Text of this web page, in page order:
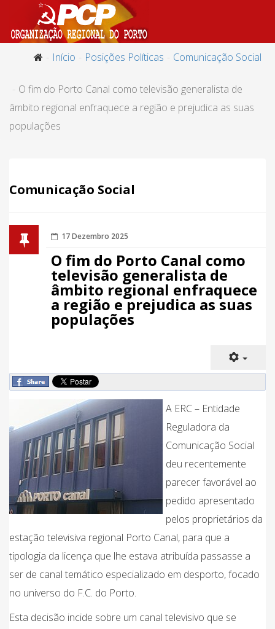
Início Posições Políticas Comunicação Social
O fim do Porto Canal como televisão generalista de
âmbito regional enfraquece a região e prejudica as suas
populações
Comunicação Social
17 Dezembro 2025
O fim do Porto Canal como
televisão generalista de
âmbito regional enfraquece
a região e prejudica as suas
populações
A ERC – Entidade
Reguladora da
Comunicação Social
deu recentemente
parecer favorável ao
pedido apresentado
pelos proprietários da
estação televisiva regional Porto Canal, para que a
tipologia da licença que lhe estava atribuída passasse a
ser de canal temático especializado em desporto, focado
no universo do F.C. do Porto.
Esta decisão incide sobre um canal televisivo que se